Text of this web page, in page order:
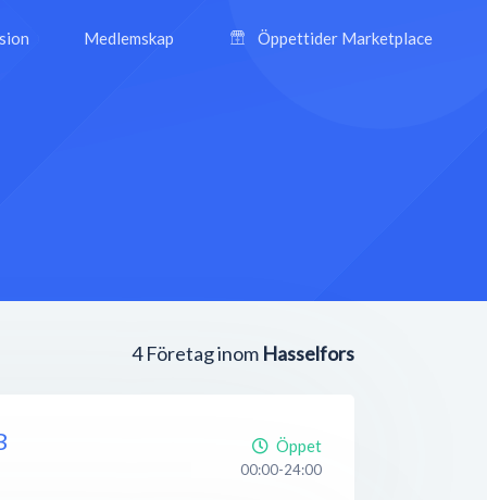
Medlemskap Öppettider Marketplace
4 Företag inom Hasselfors
Öppet
00:00-24:00